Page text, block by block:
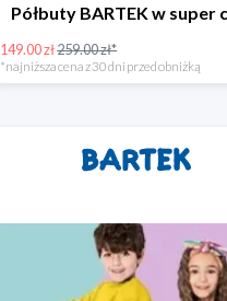
Półbuty BARTEK w super
149.00 zł259.00 zł*
*najniższa cena z 30 dni przed obniżką